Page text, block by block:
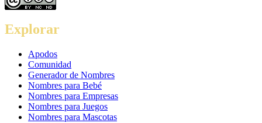
Explorar
Apodos
Comunidad
Generador de Nombres
Nombres para Bebé
Nombres para Empresas
Nombres para Juegos
Nombres para Mascotas